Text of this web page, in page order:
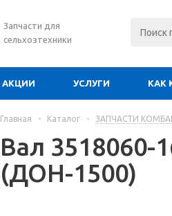
Запчасти для
сельхозтехники
АКЦИИ УСЛУГИ КАК
Главная - Каталог - ЗАПЧАСТИ
Вал 3518060-
(ДОН-1500)